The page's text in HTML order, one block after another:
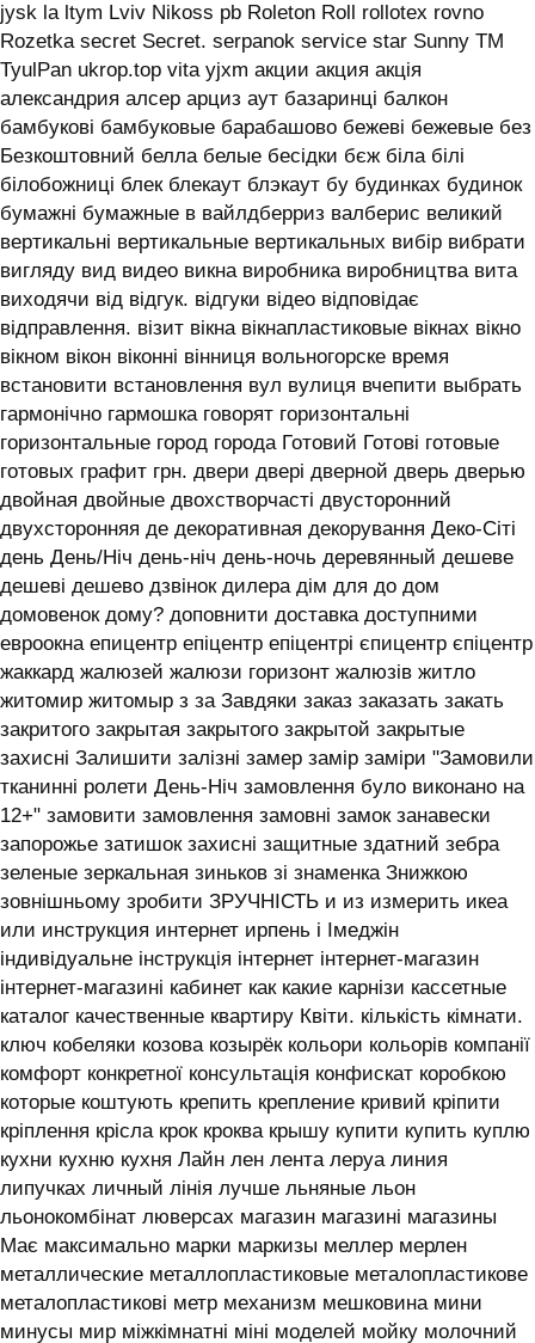
jysk la ltym Lviv Nikoss pb Roleton Roll rollotex rovno
Rozetka secret Secret. serpanok service star Sunny TM
TyulPan ukrop.top vita yjxm акции акция акція
александрия алсер арциз аут базаринці балкон
бамбукові бамбуковые барабашово бежеві бежевые без
Безкоштовний белла белые бесідки бєж біла білі
білобожниці блек блекаут блэкаут бу будинках будинок
бумажні бумажные в вайлдберриз валберис великий
вертикальні вертикальные вертикальных вибір вибрати
вигляду вид видео викна виробника виробництва вита
виходячи від відгук. відгуки відео відповідає
відправлення. візит вікна вікнапластиковые вікнах вікно
вікном вікон віконні вінниця вольногорске время
встановити встановлення вул вулиця вчепити выбрать
гармонічно гармошка говорят горизонтальні
горизонтальные город города Готовий Готові готовые
готовых графит грн. двери двері дверной дверь дверью
двойная двойные двохстворчасті двусторонний
двухсторонняя де декоративная декорування Деко-Сіті
день День/Ніч день-ніч день-ночь деревянный дешеве
дешеві дешево дзвінок дилера дім для до дом
домовенок дому? доповнити доставка доступними
евроокна епицентр епіцентр епіцентрі єпицентр єпіцентр
жаккард жалюзей жалюзи горизонт жалюзів житло
житомир житомыр з за Завдяки заказ заказать закать
закритого закрытая закрытого закрытой закрытые
захисні Залишити залізні замер замір заміри "Замовили
тканинні ролети День-Ніч замовлення було виконано на
12+" замовити замовлення замовні замок занавески
запорожье затишок захисні защитные здатний зебра
зеленые зеркальная зиньков зі знаменка Знижкою
зовнішньому зробити ЗРУЧНІСТЬ и из измерить икеа
или инструкция интернет ирпень і ‎Імеджін
індивідуальне інструкція інтернет інтернет-магазин
інтернет-магазині кабинет как какие карнізи кассетные
каталог качественные квартиру Квіти. кількість кімнати.
ключ кобеляки козова козырёк кольори кольорів компанії
комфорт конкретної консультація конфискат коробкою
которые коштують крепить крепление кривий кріпити
кріплення крісла крок кроква крышу купити купить куплю
кухни кухню кухня ‎Лайн лен лента леруа линия
липучках личный лінія лучше льняные льон
льонокомбінат люверсах магазин магазині магазины
Має максимально марки маркизы меллер мерлен
металлические металлопластиковые металопластикове
металопластикові метр механизм мешковина мини
минусы мир міжкімнатні міні моделей мойку молочний